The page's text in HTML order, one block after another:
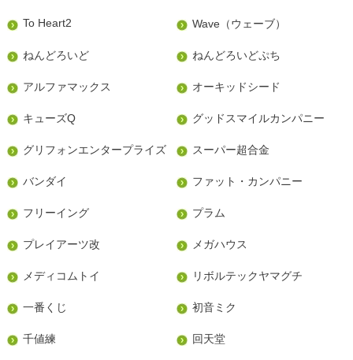
To Heart2 Wave（ウェーブ）
ねんどろいど ねんどろいどぷち
アルファマックス オーキッドシード
キューズQ グッドスマイルカンパニー
グリフォンエンタープライズ スーパー超合金
バンダイ ファット・カンパニー
フリーイング プラム
プレイアーツ改 メガハウス
メディコムトイ リボルテックヤマグチ
一番くじ 初音ミク
千値練 回天堂